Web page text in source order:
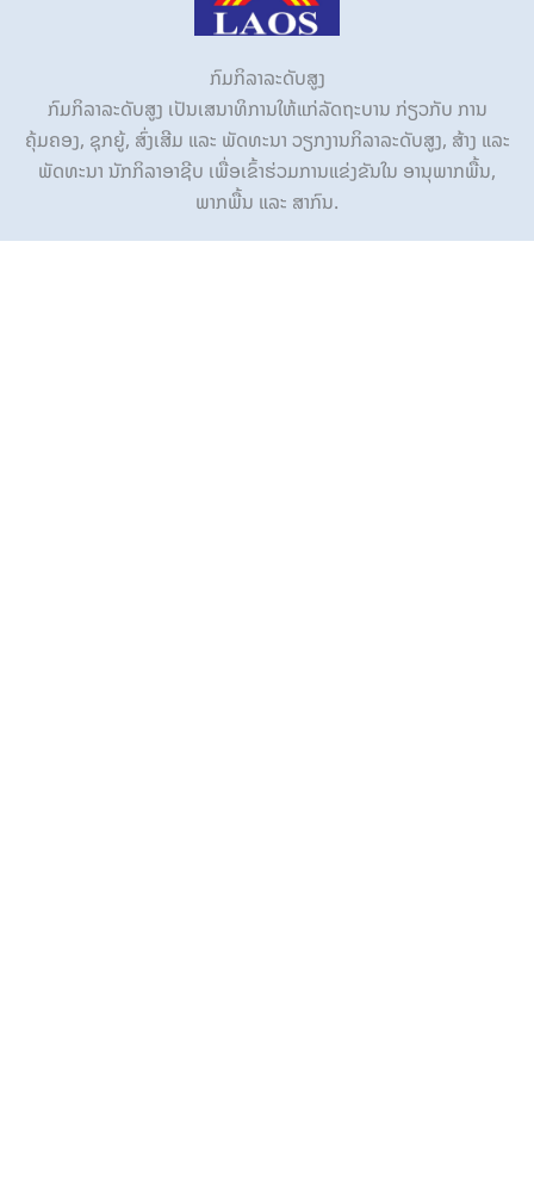
ກົມກິລາລະດັບສູງ
ກົມກິລາລະດັບສູງ ເປັນເສນາທິການໃຫ້ແກ່ລັດຖະບານ ກ່ຽວກັບ ການ
ຄຸ້ມຄອງ, ຊຸກຍູ້, ສົ່ງເສີມ ແລະ ພັດທະນາ ວຽກງານກິລາລະດັບສູງ, ສ້າງ ແລະ
ພັດທະນາ ນັກກິລາອາຊີບ ເພື່ອເຂົ້າຮ່ວມການແຂ່ງຂັນໃນ ອານຸພາກພື້ນ,
ພາກພື້ນ ແລະ ສາກົນ.